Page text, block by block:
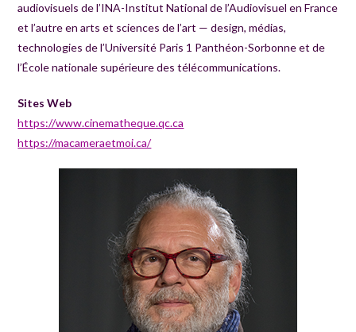
audiovisuels de l’INA-Institut National de l’Audiovisuel en France
et l’autre en arts et sciences de l’art — design, médias,
technologies de l’Université Paris 1 Panthéon-Sorbonne et de
l’École nationale supérieure des télécommunications.
Sites Web
https://www.cinematheque.qc.ca
https://macameraetmoi.ca/